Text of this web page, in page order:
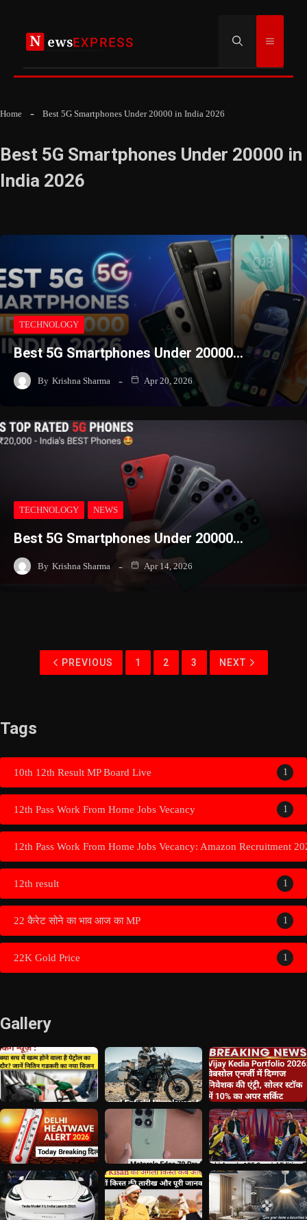
content
Menu
Home Best 5G Smartphones Under 20000 in India 2026
Best 5G Smartphones Under 20000 in
India 2026
TECHNOLOGY
Best 5G Smartphones Under 20000…
By Krishna Sharma Apr 20, 2026
TECHNOLOGY NEWS
Best 5G Smartphones Under 20000…
By Krishna Sharma Apr 14, 2026
PREVIOUS 1 2 3 NEXT
Tags
10th 12th Result MP Board Live 1
12th Pass Work From Home Jobs Vecancy 1
12th Pass Work From Home Jobs Vecancy: Amazon Recruitment
12th result 1
22 कैरेट सोने का भाव आज का MP 1
22K Gold Price 1
Gallery